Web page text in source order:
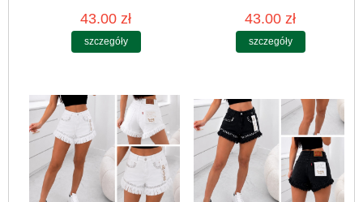
43.00 zł
szczegóły
43.00 zł
szczegóły